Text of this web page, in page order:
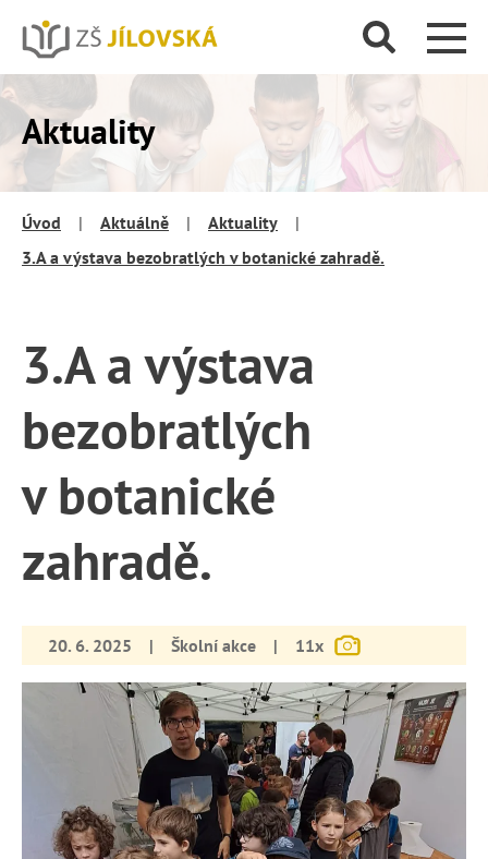
Aktuality
Úvod | Aktuálně | Aktuality
|
3.A a výstava bezobratlých v botanické zahradě.
3.A a výstava
bezobratlých
v botanické
zahradě.
20. 6. 2025 | Školní akce | 11x